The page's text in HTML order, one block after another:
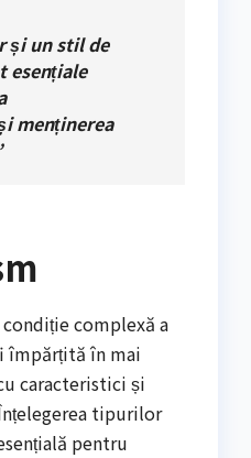
și un stil de
esențiale
menținerea
complexă a
împărțită în mai
caracteristici și
tipurilor
pentru